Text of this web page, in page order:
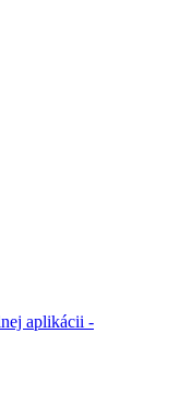
aplikácii -